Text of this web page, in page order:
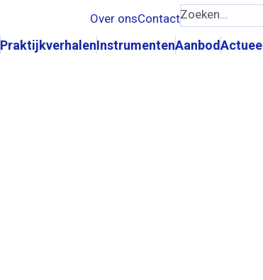
PraktijkverhalenInstrumentenAanbodActueel
Over onsContactZoeken...